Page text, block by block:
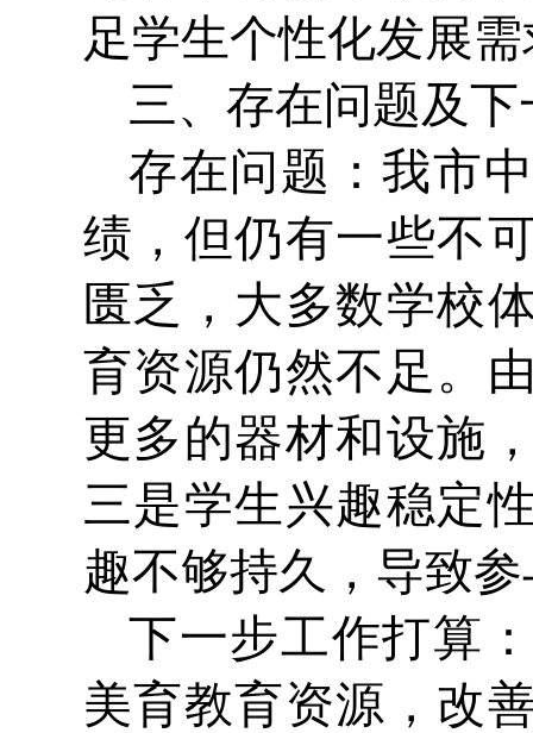
足学生个性化发展
三、存在问题及
存在问题：我市
绩，但仍有一些不
匮乏，大多数学校
育资源仍然不足。
更多的器材和设施
三是学生兴趣稳定
趣不够持久，导致
下一步工作打算
美育教育资源，改